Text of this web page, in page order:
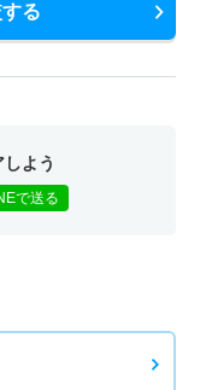
る
よう
で送る